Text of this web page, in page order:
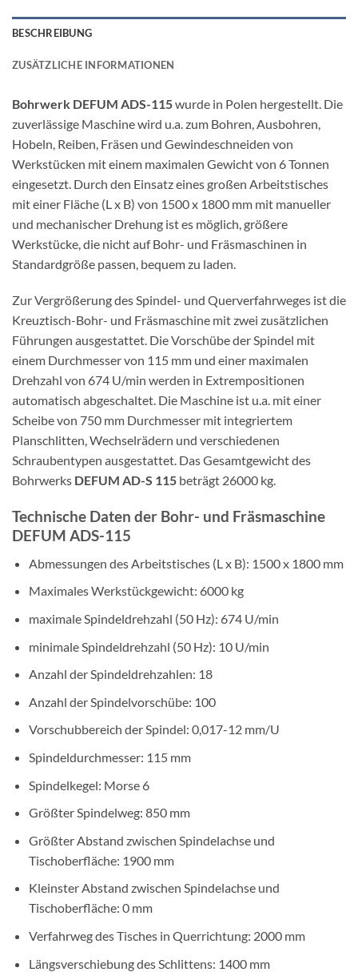
BESCHREIBUNG
ZUSÄTZLICHE INFORMATIONEN
Bohrwerk DEFUM ADS-115wurde in Polen hergestellt. Die
zuverlässige Maschine wird u.a. zum Bohren, Ausbohren,
Hobeln, Reiben, Fräsen und Gewindeschneiden von
Werkstücken mit einem maximalen Gewicht von 6 Tonnen
eingesetzt. Durch den Einsatz eines großen Arbeitstisches
mit einer Fläche (L x B) von 1500 x 1800 mm mit manueller
und mechanischer Drehung ist es möglich, größere
Werkstücke, die nicht auf Bohr- und Fräsmaschinen in
Standardgröße passen, bequem zu laden.
Zur Vergrößerung des Spindel- und Querverfahrweges ist die
Kreuztisch-Bohr- und Fräsmaschine mit zwei zusätzlichen
Führungen ausgestattet. Die Vorschübe der Spindel mit
einem Durchmesser von 115 mm und einer maximalen
Drehzahl von 674 U/min werden in Extrempositionen
automatisch abgeschaltet. Die Maschine ist u.a. mit einer
Scheibe von 750 mm Durchmesser mit integriertem
Planschlitten, Wechselrädern und verschiedenen
Schraubentypen ausgestattet. Das Gesamtgewicht des
Bohrwerks DEFUM AD-S 115 beträgt 26000 kg.
Technische Daten der Bohr- und Fräsmaschine
DEFUM ADS-115
Abmessungen des Arbeitstisches (L x B): 1500 x 1800 mm
Maximales Werkstückgewicht: 6000 kg
maximale Spindeldrehzahl (50 Hz): 674 U/min
minimale Spindeldrehzahl (50 Hz): 10 U/min
Anzahl der Spindeldrehzahlen: 18
Anzahl der Spindelvorschübe: 100
Vorschubbereich der Spindel: 0,017-12 mm/U
Spindeldurchmesser: 115 mm
Spindelkegel: Morse 6
Größter Spindelweg: 850 mm
Größter Abstand zwischen Spindelachse und
Tischoberfläche: 1900 mm
Kleinster Abstand zwischen Spindelachse und
Tischoberfläche: 0 mm
Verfahrweg des Tisches in Querrichtung: 2000 mm
Längsverschiebung des Schlittens: 1400 mm